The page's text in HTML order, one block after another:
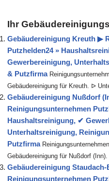
Ihr
Gebäudereinigung Kreuth ▶︎
Putzhelden24 »
Gewerbereinigung,
& Putzfirma
Gebäudereinigung für Kreuth. ᐅ
Gebäudereinigung Nußdorf
Reinigungsunternehmen
Haushaltsreinigung, ✔
Unterhaltsreinigung,
Putzfirma
Gebäudereinigung für Nußdorf
Gebäudereinigung
Reinigungsunternehmen